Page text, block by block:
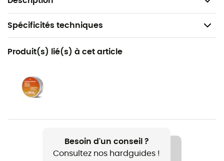
Spécificités techniques
Recommandé pour
Trail / Running / Vélo / Vélo de route / Multi-activités
Genre
Homme / Femme
Poids
Nom du produit
Produit(s) lié(s) à cet article
Besoin d'un conseil ?
Consultez nos hardguides !